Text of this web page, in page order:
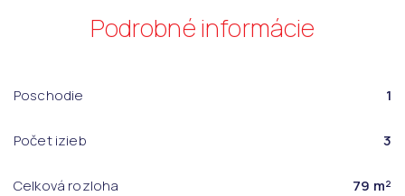
Podrobné informácie
Poschodie 1
Počet izieb 3
Celková rozloha 79 m²